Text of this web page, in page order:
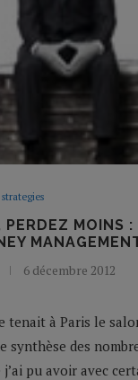
PERDEZ MOINS :
6 décembre 2012
tenait à Paris le
synthèse des
pu avoir avec